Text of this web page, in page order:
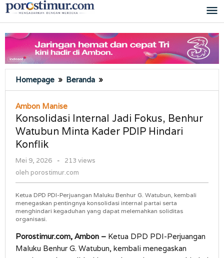
Lewati
ke
Homepage » Beranda »
Internal
Fokus,
Benhur
Watubun
Ambon Manise
Konsolidasi Internal Jadi Fokus, Benhur
Watubun Minta Kader PDIP Hindari
Konflik
Mei 9, 2026
oleh
-
213 views
oleh porostimur.com
Ketua DPD PDI-Perjuangan Maluku Benhur G. Watubun, kembali
menegaskan pentingnya konsolidasi internal partai serta
menghindari kegaduhan yang dapat melemahkan soliditas
organisasi.
Porostimur.com, Ambon – Ketua DPD PDI-Perjuangan
Maluku Benhur G. Watubun, kembali menegaskan